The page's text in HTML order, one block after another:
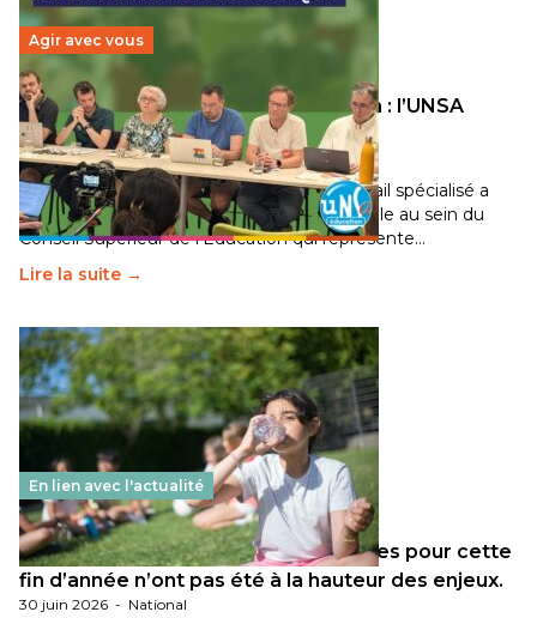
Agir avec vous
Transition écologique de l’éducation : l’UNSA
Éducation fait bouger les lignes
30 juin 2026-National
Pendant plusieurs mois, un groupe de travail spécialisé a
travaillé sur la transition écologique de l’Ecole au sein du
Conseil Supérieur de l’Éducation qui représente…
Lire la suite →
En lien avec l'actualité
Les décisions ministérielles attendues pour cette
fin d’année n’ont pas été à la hauteur des enjeux.
30 juin 2026 - National